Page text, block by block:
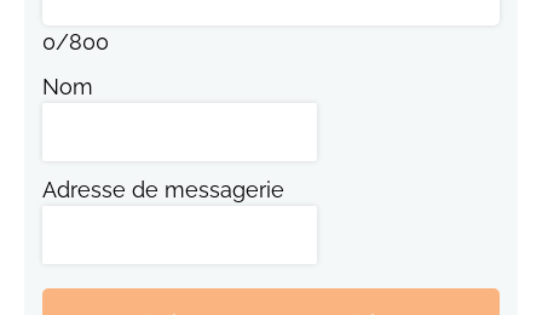
0/800
Nom
Adresse de messagerie